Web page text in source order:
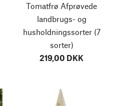
Tomatfrø Afprøvede
landbrugs- og
husholdningssorter(7
sorter)
219,00 DKK